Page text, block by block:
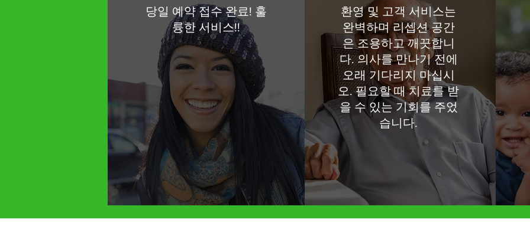
당일 예약 접수 완료! 훌
륭한 서비스!!
환영 및 고객 서비스는
완벽하며 리셉션 공간
은 조용하고 깨끗합니
다. 의사를 만나기 전에
오래 기다리지 마십시
오. 필요할 때 치료를 받
을 수 있는 기회를 주었
습니다.